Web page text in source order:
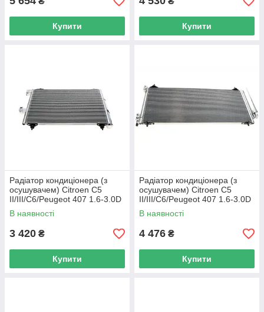
Купити Купити
Радіатор кондиціонера (з
осушувачем) Citroen C5
II/III/C6/Peugeot 407 1.6-3.0D
02- VAN WEZEL 40005286
UA62
В наявності
3 420 ₴
Купити
Радіатор кондиціонера (з
осушувачем) Citroen C5
II/III/C6/Peugeot 407 1.6-3.0D
02- VAN WEZEL 40005301
UA62
В наявності
4 476 ₴
Купити